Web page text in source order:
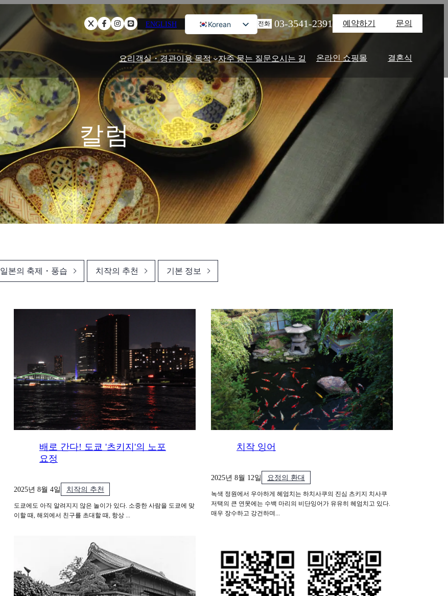
ENGLISH
Korean
Japanese
English
Chinese
전화 03-3541-2391 예약하기 문의
요리 객실・경관이용 목적 자주 묻는 질문오시는 길 온라인 쇼핑몰 결혼식
칼럼
일본의 축제・풍습 치작의 추천 기본 정보
배로 간다! 도쿄 '츠키지'의 노포
요정
2025년 8월 4일 치작의 추천
도쿄에도 아직 알려지지 않은 놀이가 있다. 소중한 사람을 도쿄에 맞
이할 때, 해외에서 친구를 초대할 때, 항상 ...
치작 잉어
2025년 8월 12일 요정의 환대
녹색 정원에서 우아하게 헤엄치는 하치사쿠의 진심 츠키지 치사쿠
저택의 큰 연못에는 수백 마리의 비단잉어가 유유히 헤엄치고 있다.
매우 장수하고 강건하며...